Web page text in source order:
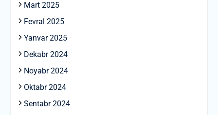
Mart 2025
Fevral 2025
Yanvar 2025
Dekabr 2024
Noyabr 2024
Oktabr 2024
Sentabr 2024